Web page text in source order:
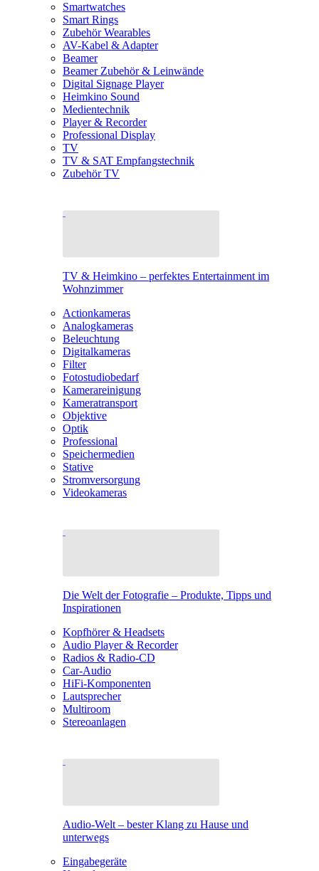
Smartwatches
Smart Rings
Zubehör Wearables
AV-Kabel & Adapter
Beamer
Beamer Zubehör & Leinwände
Digital Signage Player
Heimkino Sound
Medientechnik
Player & Recorder
Professional Display
TV
TV & SAT Empfangstechnik
Zubehör TV
TV & Heimkino – perfektes Entertainment im
Wohnzimmer
Actionkameras
Analogkameras
Beleuchtung
Digitalkameras
Filter
Fotostudiobedarf
Kamerareinigung
Kameratransport
Objektive
Optik
Professional
Speichermedien
Stative
Stromversorgung
Videokameras
Die Welt der Fotografie – Produkte, Tipps und
Inspirationen
Kopfhörer & Headsets
Audio Player & Recorder
Radios & Radio-CD
Car-Audio
HiFi-Komponenten
Lautsprecher
Multiroom
Stereoanlagen
Audio-Welt – bester Klang zu Hause und
unterwegs
Eingabegeräte